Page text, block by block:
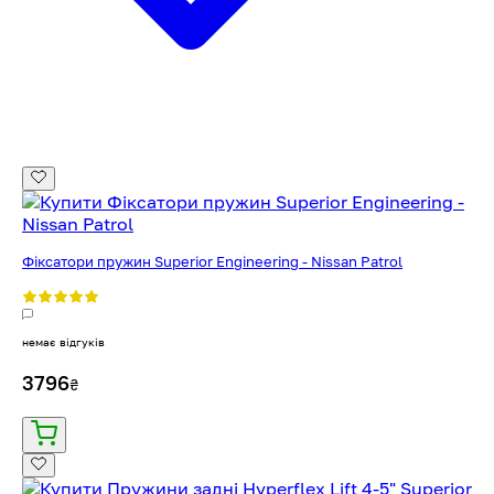
Фіксатори пружин Superior Engineering - Nissan Patrol
немає відгуків
3796₴